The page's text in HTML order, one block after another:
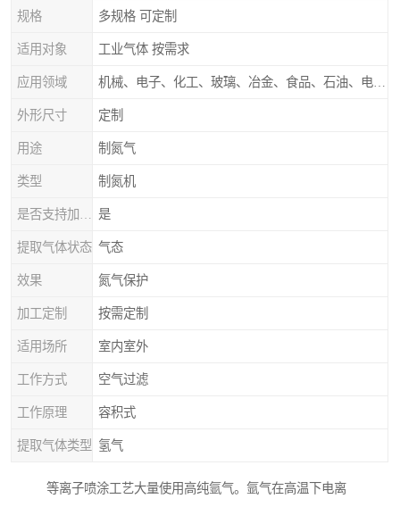
规格 多规格 可定制
适用对象 工业气体 按需求
应用领域
外形尺寸 定制
用途 制氮气
类型 制氮机
是
提取气体状态 气态
效果 氮气保护
加工定制 按需定制
适用场所 室内室外
工作方式 空气过滤
工作原理 容积式
提取气体类型 氢气
等离子喷涂工艺大量使用高纯氩气。氩气在高温下电离